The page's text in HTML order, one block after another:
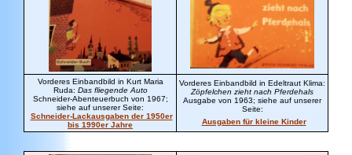
Vorderes Einbandbild in Kurt Maria
Ruda: Das fliegende Auto
Schneider-Abenteuerbuch von 1967;
siehe auf unserer Seite:
Schneider-Lackausgaben der 1950er
bis 1990er Jahre
Vorderes Einbandbild in Edeltraut Klima:
Zöpfelchen zieht nach Pferdehals
Ausgabe von 1963; siehe auf unserer
Seite:
Ausgaben für kleine Kinder